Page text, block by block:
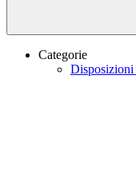
Categorie
Disposizioni